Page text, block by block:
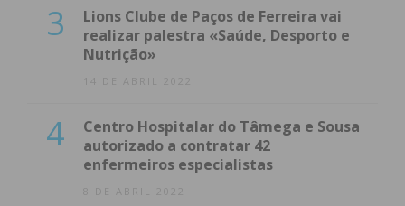
3
Lions Clube de Paços de Ferreira vai
realizar palestra «Saúde, Desporto e
Nutrição»
14 DE ABRIL 2022
4
Centro Hospitalar do Tâmega e Sousa
autorizado a contratar 42
enfermeiros especialistas
8 DE ABRIL 2022